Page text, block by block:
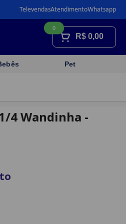
TelevendasAtendimentoWhatsapp
R$ 0,00
0
Pet
4 Wandinha -